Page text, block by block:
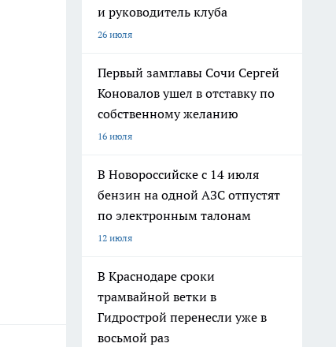
и руководитель клуба
26 июля
Первый замглавы Сочи Сергей
Коновалов ушел в отставку по
собственному желанию
16 июля
В Новороссийске с 14 июля
бензин на одной АЗС отпустят
по электронным талонам
12 июля
В Краснодаре сроки
трамвайной ветки в
Гидрострой перенесли уже в
восьмой раз